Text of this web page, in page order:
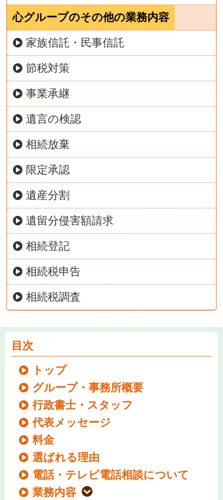
心グループのその他の業務内容
家族信託・民事信託
節税対策
事業承継
遺言の検認
相続放棄
限定承認
遺産分割
遺留分侵害額請求
相続登記
相続税申告
相続税調査
目次
トップ
グループ・事務所概要
行政書士・スタッフ
代表メッセージ
料金
選ばれる理由
電話・テレビ電話相談について
業務内容